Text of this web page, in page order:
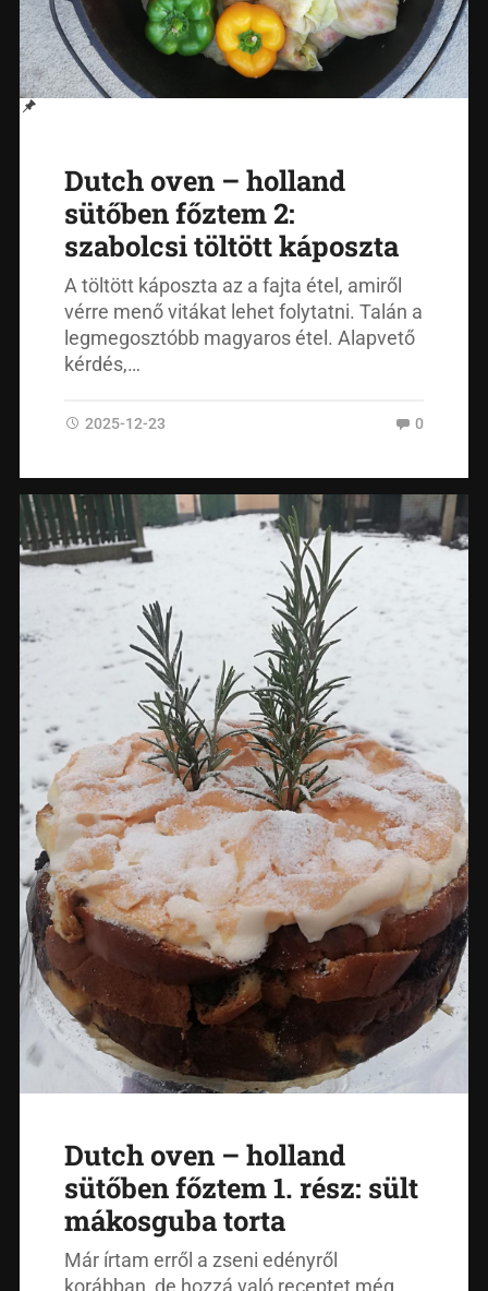
Dutch oven – holland
sütőben főztem 2:
szabolcsi töltött káposzta
A töltött káposzta az a fajta étel, amiről
vérre menő vitákat lehet folytatni. Talán a
legmegosztóbb magyaros étel. Alapvető
kérdés,…
2025-12-23 0
Dutch oven – holland
sütőben főztem 1. rész: sült
mákosguba torta
Már írtam erről a zseni edényről